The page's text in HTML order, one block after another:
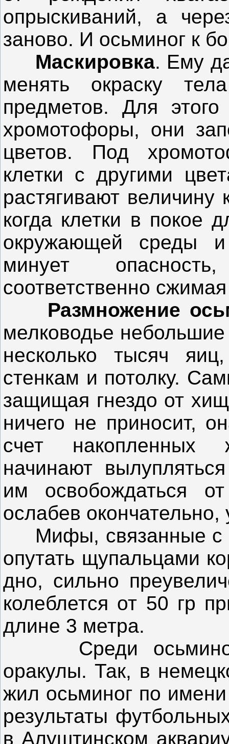
опрыскиваний, а
заново. И осьминог к
Маскировка. Ему
менять окраску
предметов. Для
хромотофоры, они
цветов. Под
клетки с другими
растягивают
когда клетки в покое
окружающей среды и
минует
соответственно сжимая
Размножение
мелководье
несколько тысяч
стенкам и потолку.
защищая гнездо от
ничего не приносит,
счет накопленных
начинают
им освобождаться
ослабев окончательно,
Мифы, связанные с
опутать щупальцами
дно, сильно
колеблется от 50 гр
длине 3 метра.
Среди
оракулы. Так, в
жил осьминог по
результаты
в Алуштинском